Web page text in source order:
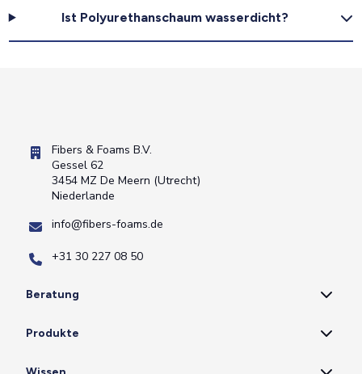
Ist Polyurethanschaum wasserdicht?
Fibers & Foams B.V.
Gessel 62
3454 MZ De Meern (Utrecht)
Niederlande
info@fibers-foams.de
+31 30 227 08 50
Beratung
Produkte